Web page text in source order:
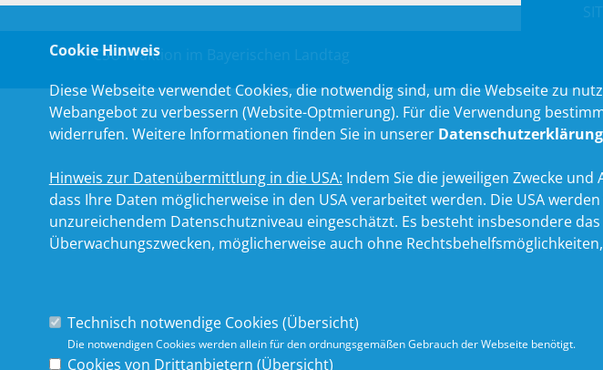
CSU-Fraktion im Bayerischen Landtag
Cookie Hinweis
Diese Webseite verwendet Cookies, die notwendig sind, um die Webseite zu
Webangebot zu verbessern (Website-Optmierung). Für die Verwendung
widerrufen. Weitere Informationen finden Sie in unserer Datenschutzerklärung
Hinweis zur Datenübermittlung in die USA: Indem Sie die jeweiligen Zwecke und
dass Ihre Daten möglicherweise in den USA verarbeitet werden. Die USA
unzureichendem Datenschutzniveau eingeschätzt. Es besteht insbesondere
Überwachungszwecken, möglicherweise auch ohne
Technisch notwendige Cookies (Übersicht)
Die notwendigen Cookies werden allein für den ordnungsgemäßen Gebrauch der Webseite benötigt.
Cookies von Drittanbietern (Übersicht)